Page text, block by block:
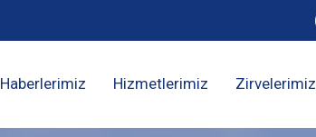
Haberlerimiz Hizmetlerimiz Zirvelerimiz